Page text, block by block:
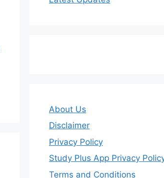
About Us
Disclaimer
Privacy Policy
Study Plus App Privacy
Terms and Conditions